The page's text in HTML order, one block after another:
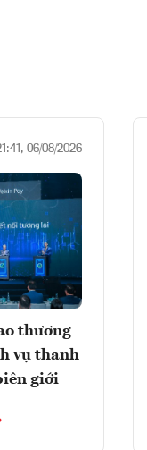
06/08/2026
thương
vụ thanh
giới